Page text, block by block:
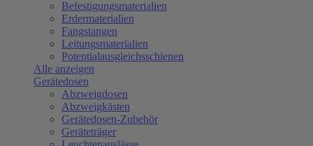
Befestigungsmaterialien
Erdermaterialien
Fangstangen
Leitungsmaterialien
Potentialausgleichsschienen
Alle anzeigen
Gerätedosen
Abzweigdosen
Abzweigkästen
Gerätedosen-Zubehör
Geräteträger